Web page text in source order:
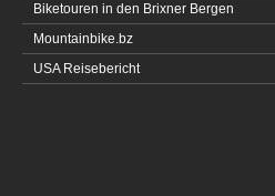
Biketouren in den Brixner Bergen
Mountainbike.bz
USA Reisebericht